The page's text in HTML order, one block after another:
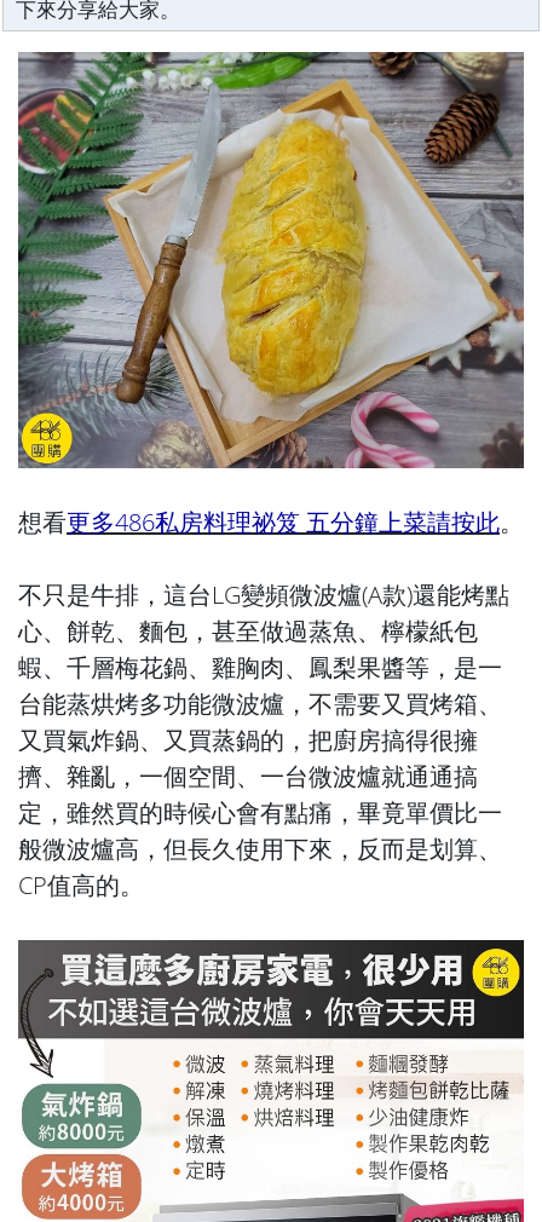
下來分享給大家。
想看更多486私房料理祕笈 五分鐘上菜請按此。
不只是牛排，這台LG變頻微波爐(A款)還能烤點
心、餅乾、麵包，甚至做過蒸魚、檸檬紙包
蝦、千層梅花鍋、雞胸肉、鳳梨果醬等，是一
台能蒸烘烤多功能微波爐，不需要又買烤箱、
又買氣炸鍋、又買蒸鍋的，把廚房搞得很擁
擠、雜亂，一個空間、一台微波爐就通通搞
定，雖然買的時候心會有點痛，畢竟單價比一
般微波爐高，但長久使用下來，反而是划算、
CP值高的。